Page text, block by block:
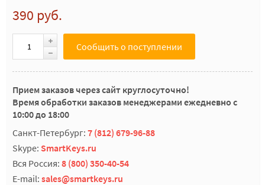
390 руб.
Сообщить о поступлении
Прием заказов через сайт круглосуточно!
Время обработки заказов менеджерами ежедневно с
10:00 до 18:00
Санкт-Петербург: 7 (812) 679-96-88
Skype: SmartKeys.ru
Вся Россия: 8 (800) 350-40-54
E-mail: sales@smartkeys.ru